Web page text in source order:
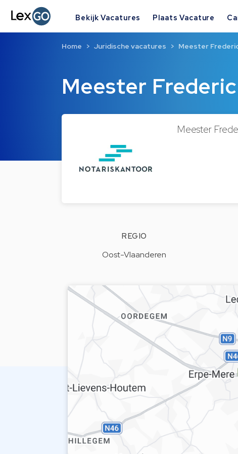
Bekijk Vacatures Plaats Vacature
Meester
Home Juridische vacatures Meester
Meester
REGIO
Oost-Vlaanderen